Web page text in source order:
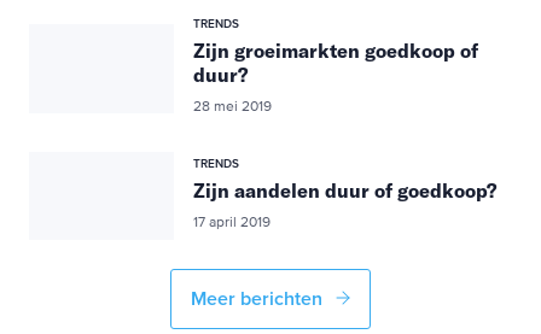
TRENDS
Zijn groeimarkten goedkoop of
duur?
28 mei 2019
TRENDS
Zijn aandelen duur of goedkoop?
17 april 2019
Meer berichten